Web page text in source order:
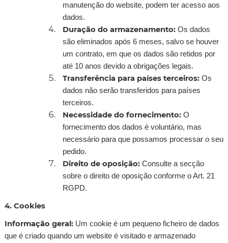
manutenção do website, podem ter acesso aos
dados.
Duração do armazenamento: Os dados
são eliminados após 6 meses, salvo se houver
um contrato, em que os dados são retidos por
até 10 anos devido a obrigações legais.
Transferência para países terceiros: Os
dados não serão transferidos para países
terceiros.
Necessidade do fornecimento: O
fornecimento dos dados é voluntário, mas
necessário para que possamos processar o seu
pedido.
Direito de oposição: Consulte a secção
sobre o direito de oposição conforme o Art. 21
RGPD.
4. Cookies
Informação geral: Um cookie é um pequeno ficheiro de dados
que é criado quando um website é visitado e armazenado